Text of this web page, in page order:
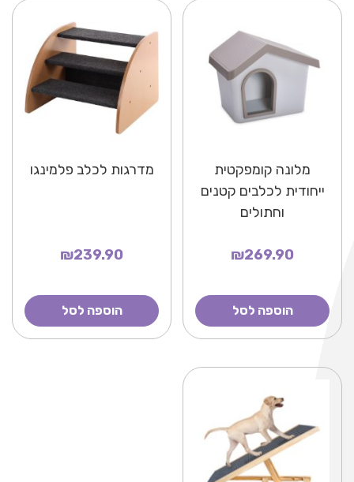
מלונה קומפקטית
ייחודית לכלבים קטנים
וחתולים
₪269.90
הוספה לסל
מדרגות לכלב פלמינגו
₪239.90
הוספה לסל